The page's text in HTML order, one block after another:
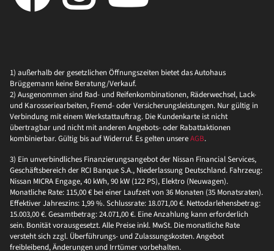
1) außerhalb der gesetzlichen Öffnungszeiten bietet das Autohaus
Brüggemann keine Beratung/Verkauf.
2) Ausgenommen sind Rad- und Reifenkombinationen, Räderwechsel, Lack-
und Karosseriearbeiten, Fremd- oder Versicherungsleistungen. Nur gültig in
Verbindung mit einem Werkstattauftrag. Die Kundenkarte ist nicht
übertragbar und nicht mit anderen Angebots- oder Rabattaktionen
kombinierbar. Gültig bis auf Widerruf. Es gelten unsereAGB.
3) Ein unverbindliches Finanzierungsangebot der Nissan Financial Services,
Geschäftsbereich der RCI Banque S.A., Niederlassung Deutschland. Fahrzeug:
Nissan MICRA Engage, 40 kWh, 90 kW (122 PS), Elektro (Neuwagen).
Monatliche Rate: 115,00 € bei einer Laufzeit von 36 Monaten (35 Monatsraten).
Effektiver Jahreszins: 1,99 %. Schlussrate: 18.071,00 €. Nettodarlehensbetrag:
15.003,00 €. Gesamtbetrag: 24.071,00 €. Eine Anzahlung kann erforderlich
sein. Bonität vorausgesetzt. Alle Preise inkl. MwSt. Die monatliche Rate
versteht sich zzgl. Überführungs- und Zulassungskosten. Angebot
freibleibend, Änderungen und Irrtümer vorbehalten.